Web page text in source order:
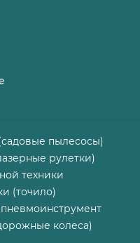
пылесосы)
рулетки)
техники
(точило)
колеса)